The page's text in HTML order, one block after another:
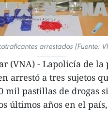
arrestados (Fuente:
(VNA) - Lapolicía de
arrestó a tres sujetos
mil pastillas de drogas
últimos años en el